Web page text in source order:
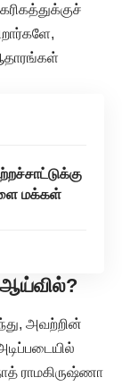
மக்கள்
அவற்றின்
ராமகிருஷ்ணா